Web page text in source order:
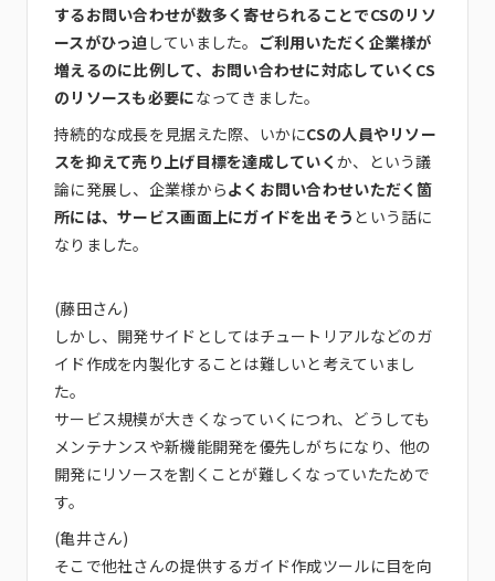
するお問い合わせが数多く寄せられることでCSのリソ
ースがひっ迫 していました。 ご利用いただく企業様が
増えるのに比例して、お問い合わせに対応していくCS
のリソースも必要になってきました。
持続的な成長を見据えた際、いかにCSの人員やリソー
スを抑えて売り上げ目標を達成していくか、という議
論に発展し、企業様からよくお問い合わせいただく箇
所には、サービス画面上にガイドを出そう という話に
なりました。
(藤田さん)
しかし、開発サイドとしてはチュートリアルなどのガ
イド作成を内製化することは難しいと考えていまし
た。
サービス規模が大きくなっていくにつれ、どうしても
メンテナンスや新機能開発を優先しがちになり、他の
開発にリソースを割くことが難しくなっていたためで
す。
(亀井さん)
そこで他社さんの提供するガイド作成ツールに目を向